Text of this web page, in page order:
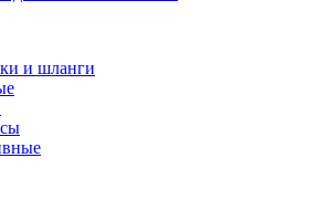
и шланги